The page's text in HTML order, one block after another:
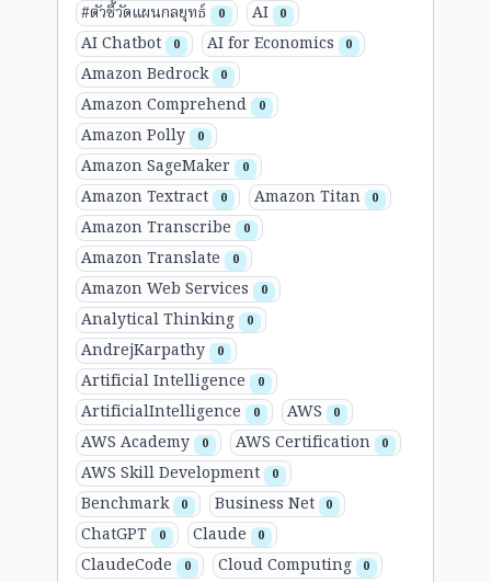
#ตัวชี้วัดแผนกลยุทธ์ 0 AI 0
AI Chatbot 0 AI for Economics 0
Amazon Bedrock 0
Amazon Comprehend 0
Amazon Polly 0
Amazon SageMaker 0
Amazon Textract 0 Amazon Titan 0
Amazon Transcribe 0
Amazon Translate 0
Amazon Web Services 0
Analytical Thinking 0
AndrejKarpathy 0
Artificial Intelligence 0
ArtificialIntelligence 0 AWS 0
AWS Academy 0 AWS Certification 0
AWS Skill Development 0
Benchmark 0 Business Net 0
ChatGPT 0 Claude 0
ClaudeCode 0 Cloud Computing 0